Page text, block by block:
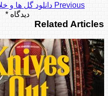
Previous دانلود گل ها و
Related Articles
دیدگاه *